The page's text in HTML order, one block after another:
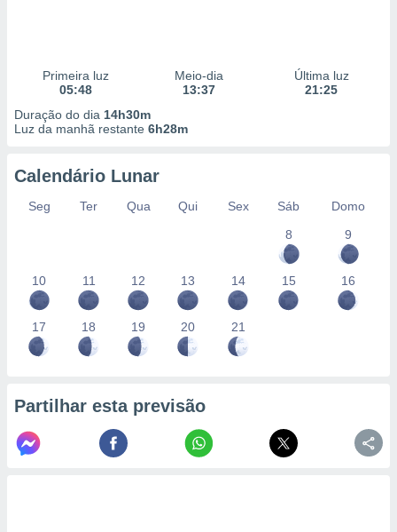
Primeira luz
05:48
Meio-dia
13:37
Última luz
21:25
Duração do dia 14h30m
Luz da manhã restante 6h28m
Calendário Lunar
Seg Ter Qua Qui Sex Sáb
Domo
8
9
10 11 12 13 14 15 16
17 18 19 20 21
Partilhar esta previsão